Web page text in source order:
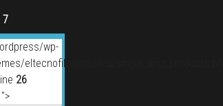
7
wp-
eltecnofilo/includes/single_amz_products.php
26
">